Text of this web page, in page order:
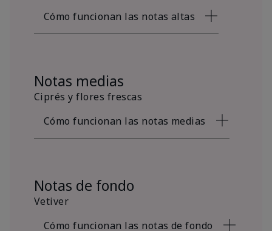
Cómo funcionan las notas altas
Notas medias
Ciprés y flores frescas
Cómo funcionan las notas medias
Notas de fondo
Vetiver
Cómo funcionan las notas de fondo